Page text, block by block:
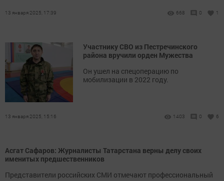
13 января 2025, 17:39 668 0 1
Участнику СВО из Пестречинского
района вручили орден Мужества
Он ушел на спецоперацию по
мобилизации в 2022 году.
13 января 2025, 15:16 1403 0 6
Асгат Сафаров: Журналисты Татарстана верны делу своих
именитых предшественников
Представители российских СМИ отмечают профессиональный